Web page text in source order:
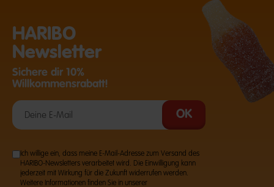
HARIBO
Newsletter
Sichere dir 10%
Willkommensrabatt!
Ich willige ein, dass meine E-Mail-Adresse zum Versand des
HARIBO-Newsletters verarbeitet wird. Die Einwilligung kann
jederzeit mit Wirkung für die Zukunft widerrufen werden.
Weitere Informationen finden Sie in unserer